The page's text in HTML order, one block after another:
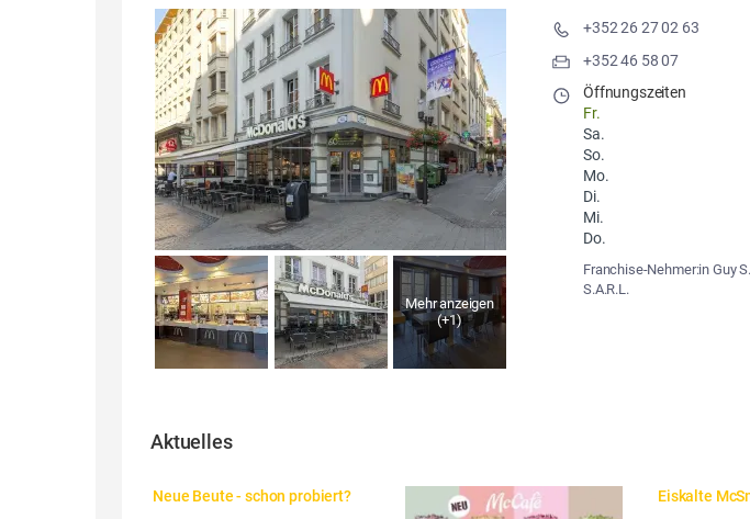
Details und Fotos
Mehr anzeigen
(+1)
+352 26 27 02 63
+352 46 58 07
Öffnungszeiten
Fr.
Sa.
So.
Mo.
Di.
Mi.
Do.
Franchise-Nehmer:in Guy
S.A.R.L.
Aktuelles
Neue Beute - schon probiert?
Eiskalte